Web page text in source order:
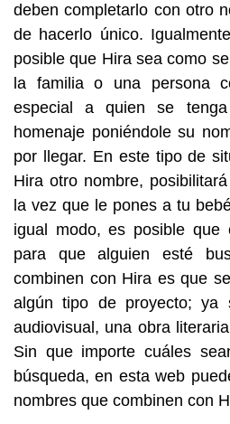
deben completarlo con otro
de hacerlo único.
posible que Hira sea como
la familia o una persona
especial a quien se
homenaje poniéndole su
por llegar. En este tipo de
Hira otro nombre,
la vez que le pones a tu
igual modo, es posible que
para que alguien esté
combinen con Hira es que
algún tipo de proyecto; ya
audiovisual, una obra
Sin que importe cuáles
búsqueda, en esta web
nombres que combinen con